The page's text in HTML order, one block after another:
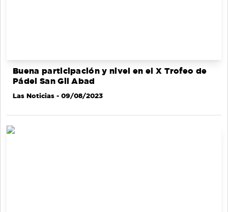
Buena participación y nivel en el X Trofeo de
Pádel San Gil Abad
Las Noticias - 09/08/2023